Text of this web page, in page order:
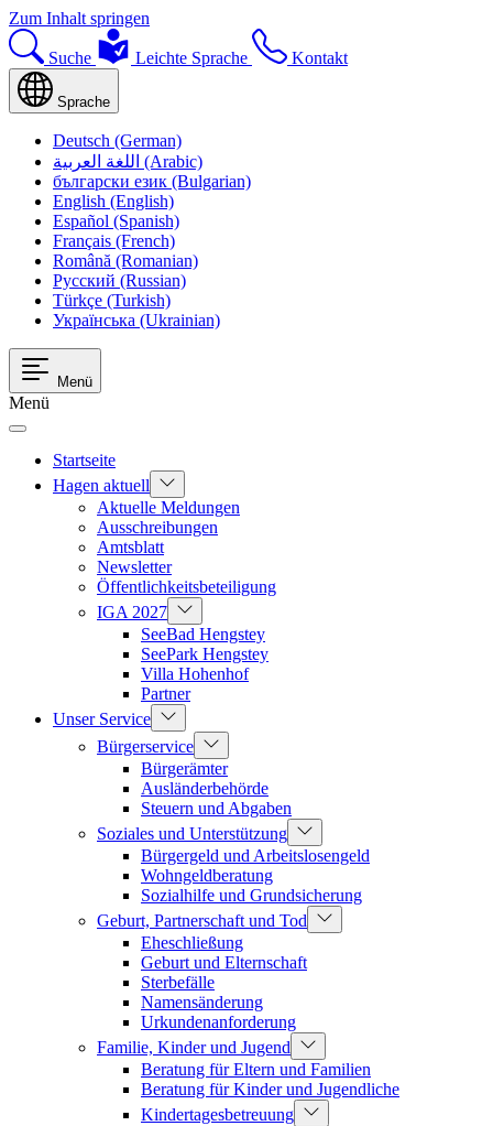
Zum Inhalt springen
Suche Leichte Sprache Kontakt
Sprache
Deutsch (German)
اللغة العربية (Arabic)
български език (Bulgarian)
English (English)
Español (Spanish)
Français (French)
Română (Romanian)
Русский (Russian)
Türkçe (Turkish)
Українська (Ukrainian)
Menü
Menü
Startseite
Hagen aktuell
Aktuelle Meldungen
Ausschreibungen
Amtsblatt
Newsletter
Öffentlichkeitsbeteiligung
IGA 2027
SeeBad Hengstey
SeePark Hengstey
Villa Hohenhof
Partner
Unser Service
Bürgerservice
Bürgerämter
Ausländerbehörde
Steuern und Abgaben
Soziales und Unterstützung
Bürgergeld und Arbeitslosengeld
Wohngeldberatung
Sozialhilfe und Grundsicherung
Geburt, Partnerschaft und Tod
Eheschließung
Geburt und Elternschaft
Sterbefälle
Namensänderung
Urkundenanforderung
Familie, Kinder und Jugend
Beratung für Eltern und Familien
Beratung für Kinder und Jugendliche
Kindertagesbetreuung